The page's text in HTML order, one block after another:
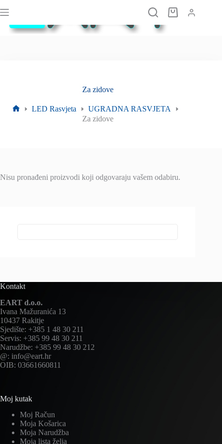
na
Košarica
Za zidove
LED Rasvjeta
UGRADNA RASVJETA
Za zidove
Nisu pronađeni proizvodi koji odgovaraju vašem odabiru.
Kontakt
EART d.o.o.
Ivana Mažuranića 13
10437 Rakitje
Sjedište: +385 1 48 30 211
Servis: +385 99 48 30 211
Narudžbe: +385 99 48 30 212
@: info@eart.hr
OIB: 03661660811
Moj kutak
Moj Račun
Moja Košarica
Moja Narudžba
Moja lista želja